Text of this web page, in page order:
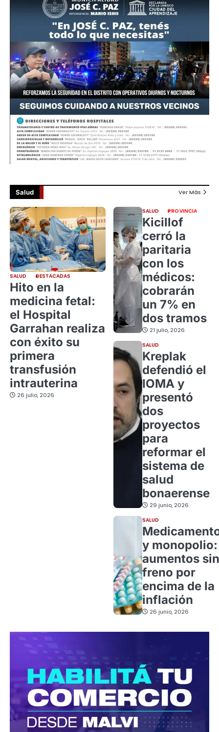
Salud Ver Más
SALUD DESTACADAS
Hito en la
medicina fetal:
el Hospital
Garrahan realiza
con éxito su
primera
transfusión
intrauterina
26 julio, 2026
SALUD PROVINCIA
Kicillof
cerró la
paritaria
con los
médicos:
cobrarán
un 7% en
dos tramos
21 julio, 2026
SALUD
Kreplak
defendió el
IOMA y
presentó
dos
proyectos
para
reformar el
sistema de
salud
bonaerense
29 junio, 2026
SALUD
y monopolio:
aumentos sin
freno por
encima de la
inflación
26 junio, 2026